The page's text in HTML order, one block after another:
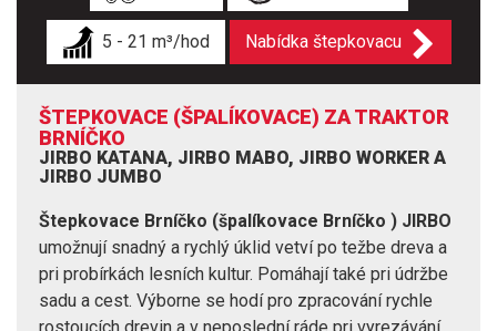
5 - 21 m³/hod Nabídka štepkovacu
ŠTEPKOVACE (ŠPALÍKOVACE) ZA TRAKTOR
BRNÍČKO
JIRBO KATANA, JIRBO MABO, JIRBO WORKER A
JIRBO JUMBO
Štepkovace Brníčko (špalíkovace Brníčko ) JIRBO
umožnují snadný a rychlý úklid vetví po težbe dreva a
pri probírkách lesních kultur. Pomáhají také pri údržbe
sadu a cest. Výborne se hodí pro zpracování rychle